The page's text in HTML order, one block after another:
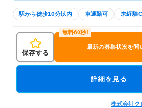
駅から徒歩10分以内 車通勤可 未経験
保存する
最新の募集状況を問
詳細を見る
株式会社ク